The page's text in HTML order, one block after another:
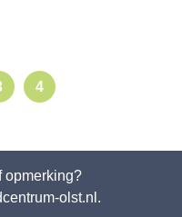
4
opmerking?
olst.nl.